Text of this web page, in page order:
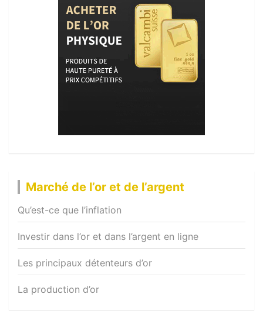
Marché de l’or et de l’argent
Qu’est-ce que l’inflation
Investir dans l’or et dans l’argent en ligne
Les principaux détenteurs d’or
La production d’or